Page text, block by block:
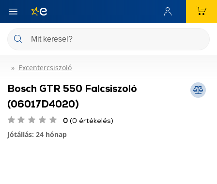
Excentercsiszoló
Bosch GTR 550 Falcsiszoló
(06017D4020)
0 (0 értékelés)
Jótállás: 24 hónap